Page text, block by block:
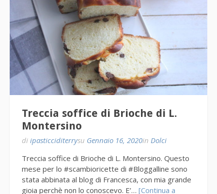
Treccia soffice di Brioche di L.
Montersino
di ipasticciditerrysu Gennaio 16, 2020in Dolci
Treccia soffice di Brioche di L. Montersino. Questo
mese per lo #scambioricette di #Bloggalline sono
stata abbinata al blog di Francesca, con mia grande
gioia perchè non lo conoscevo. E’… [Continua a